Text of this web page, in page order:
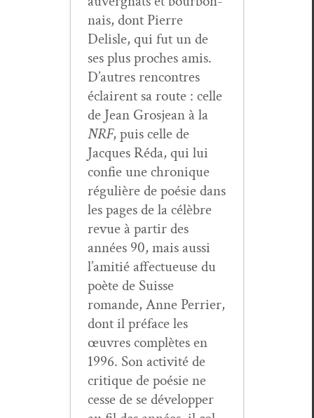
nais, dont Pierre
Delisle, qui fut un de
ses plus proches amis.
D’autres ren­con­tres
éclairent sa route : celle
de Jean Gros­jean à la
NRF, puis celle de
Jacques Réda, qui lui
con­fie une chronique
régulière de poésie dans
les pages de la célèbre
revue à par­tir des
années 90, mais aus­si
l’amitié affectueuse du
poète de Suisse
romande, Anne Per­ri­er,
dont il pré­face les
œuvres com­plètes en
1996. Son activ­ité de
cri­tique de poésie ne
cesse de se dévelop­per